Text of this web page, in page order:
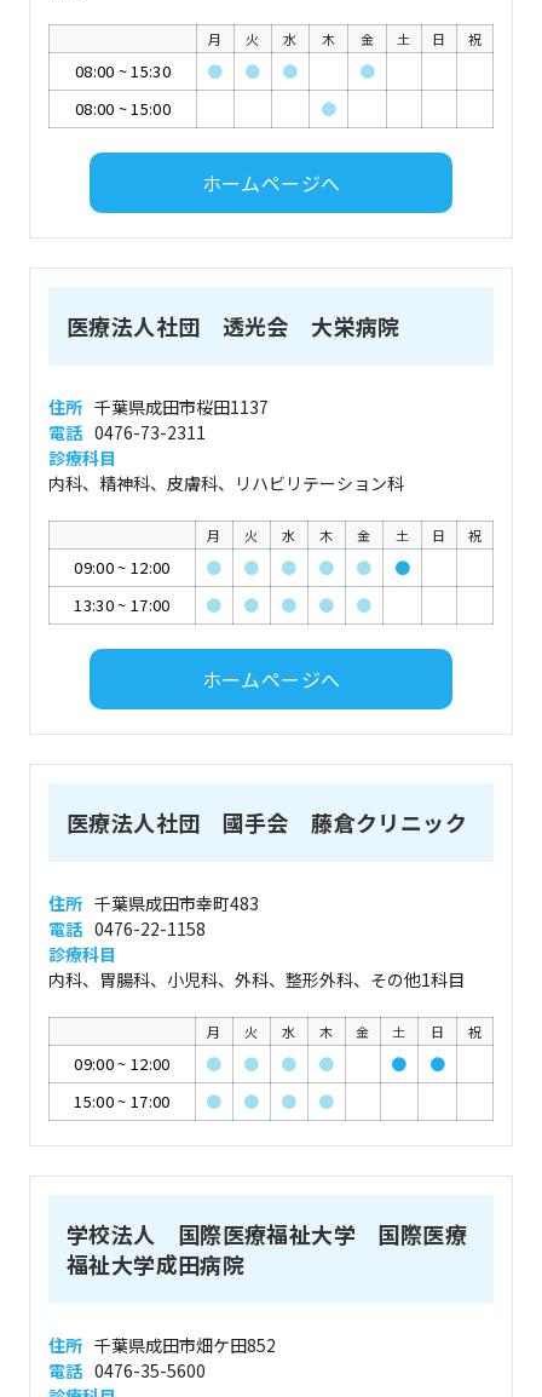
月 火 水 木 金 土 日 祝
08:00 ~15:30 ● ● ●
●
08:00 ~15:00 ●
ホームページへ
医療法人社団 透光会 大栄病院
住所 千葉県成田市桜田1137
電話 0476-73-2311
診療科目
内科、精神科、皮膚科、リハビリテーション科
月 火 水 木 金 土 日 祝
09:00~ 12:00 ● ● ● ● ●
●
13:30~ 17:00 ● ● ● ● ●
ホームページへ
医療法人社団 國手会 藤倉クリニック
住所 千葉県成田市幸町483
電話 0476-22-1158
診療科目
内科、胃腸科、小児科、外科、整形外科、その他1科目
月 火 水 木 金 土 日 祝
09:00~ 12:00 ● ● ● ● ●
●
15:00~ 17:00 ● ● ● ●
学校法人 国際医療福祉大学 国際医療
福祉大学成田病院
住所 千葉県成田市畑ケ田852
電話 0476-35-5600